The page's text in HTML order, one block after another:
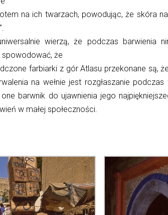
na ich twarzach, powodując, że skóra
wierzą, że podczas barwienia
że
farbiarki z gór Atlasu przekonane są,
na wełnie jest rozgłaszanie podczas
barwnik do ujawnienia jego
w małej społeczności.